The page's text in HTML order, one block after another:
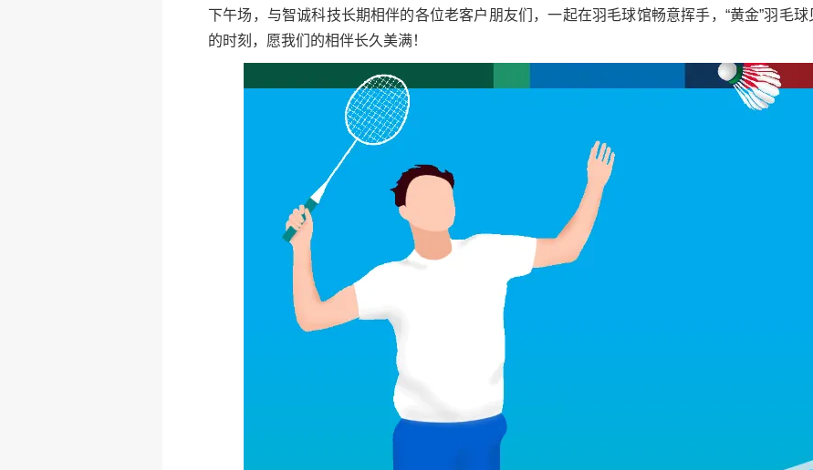
下午场，与智诚科技长期相伴的各位老客户朋友们，一起在羽毛球馆畅意挥手，“黄金”羽毛
的时刻，愿我们的相伴长久美满！